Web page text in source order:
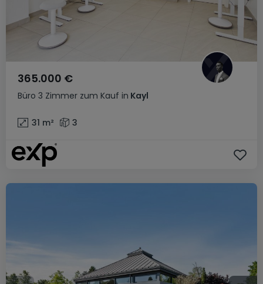
Büro 3 Zimmer zum Kauf in Kayl
365.000 €
31 m² 3